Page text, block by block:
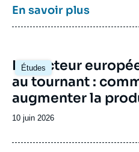
énergétiques et
puissances comme les
ou l’Inde. Il offre une
notamment.
En savoir plus
Études
Image
principale
Le secteur
au tournant :
augmenter la
Date
publication
10 juin 2026